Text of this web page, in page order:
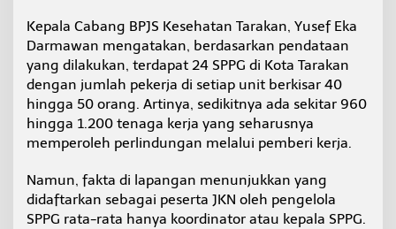
r
e
r
a
B
J
S
K
Kepala Cabang BPJS Kesehatan Tarakan, Yusef Eka
Darmawan mengatakan, berdasarkan pendataan
yang dilakukan, terdapat 24 SPPG di Kota Tarakan
dengan jumlah pekerja di setiap unit berkisar 40
hingga 50 orang. Artinya, sedikitnya ada sekitar 960
hingga 1.200 tenaga kerja yang seharusnya
memperoleh perlindungan melalui pemberi kerja.
Namun, fakta di lapangan menunjukkan yang
didaftarkan sebagai peserta JKN oleh pengelola
SPPG rata-rata hanya koordinator atau kepala SPPG.